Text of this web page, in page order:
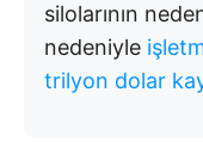
silolarının
nedeniyle
trilyon dolar